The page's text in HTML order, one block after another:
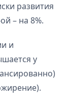
развития
– на 8%.
и
у